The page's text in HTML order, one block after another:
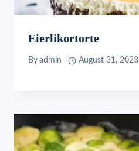
Eierlikortorte
By admin August 31, 2023